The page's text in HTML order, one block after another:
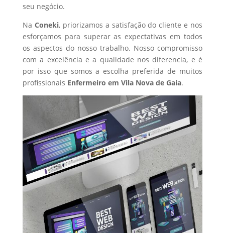
seu negócio.
Na Coneki, priorizamos a satisfação do cliente e nos
esforçamos para superar as expectativas em todos
os aspectos do nosso trabalho. Nosso compromisso
com a excelência e a qualidade nos diferencia, e é
por isso que somos a escolha preferida de muitos
profissionais Enfermeiro em Vila Nova de Gaia.